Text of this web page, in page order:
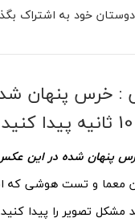
خود به اشتراک
خرس پنهان
معما و تست هوشی که
مشکل تصویر را پیدا